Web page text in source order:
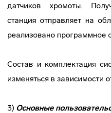
датчиков хромоты.
станция отправляет на
реализовано программное
Состав и комплектация
изменяться в зависимости
3) Основные